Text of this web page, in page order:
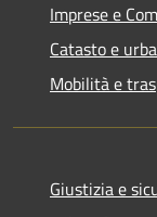
Imprese e
Catasto e
Mobilità e
Giustizia e